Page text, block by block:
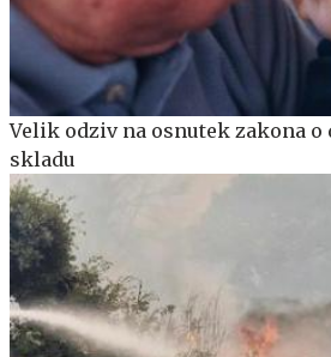
Velik odziv na osnutek zakona o
skladu